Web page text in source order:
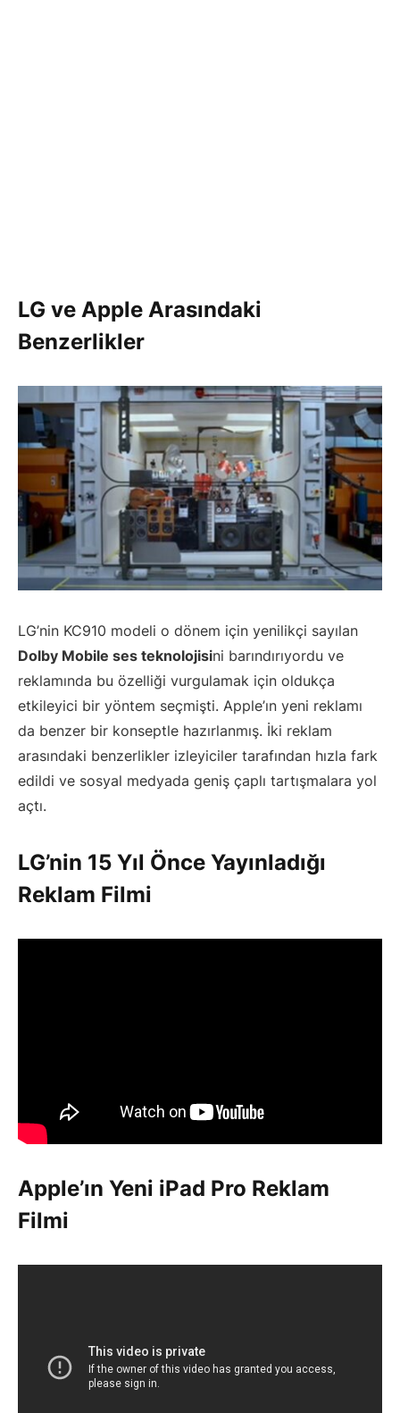
LG ve Apple Arasındaki
Benzerlikler
LG’nin KC910 modeli o dönem için yenilikçi sayılan
Dolby Mobile ses teknolojisini barındırıyordu ve
reklamında bu özelliği vurgulamak için oldukça
etkileyici bir yöntem seçmişti. Apple’ın yeni reklamı
da benzer bir konseptle hazırlanmış. İki reklam
arasındaki benzerlikler izleyiciler tarafından hızla fark
edildi ve sosyal medyada geniş çaplı tartışmalara yol
açtı.
LG’nin 15 Yıl Önce Yayınladığı
Reklam Filmi
Apple’ın Yeni iPad Pro Reklam
Filmi